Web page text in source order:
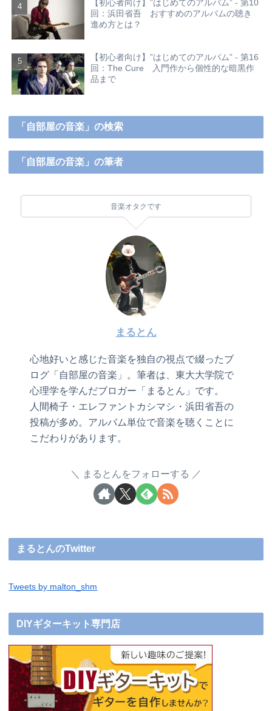
【初心者向け】”はじめてのアルバム” - 第10
回：浜田省吾 おすすめのアルバムの聴き
進め方とは？
【初心者向け】”はじめてのアルバム” - 第16
回：The Cure 入門作から個性的な暗黒作
品まで
「自部屋の音楽」の検索
「自部屋の音楽」の筆者
音楽オタクです
まるとん
心地好いと感じた音楽を独自の視点で綴ったブ
ログ「自部屋の音楽」。筆者は、東大大学院で
心理学を学んだブロガー「まるとん」です。
人間椅子・エレファントカシマシ・浜田省吾の
投稿が多め。アルバム単位で音楽を聴くことに
こだわりがあります。
まるとんをフォローする
まるとんのTwitter
Tweets by malton_shm
DIYギターキット専門店